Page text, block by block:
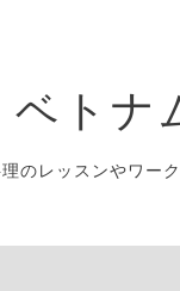
ベト
のレッスンやワー